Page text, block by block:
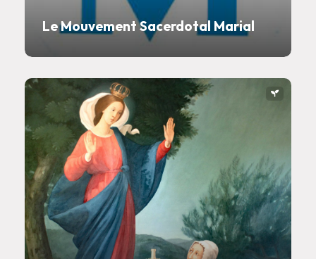
Le Mouvement Sacerdotal Marial